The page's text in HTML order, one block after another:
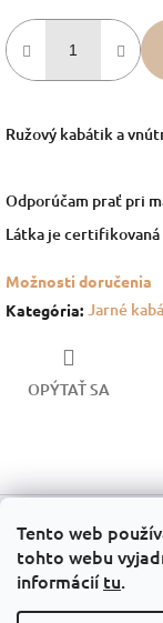
Tento web
tohto webu
informáciítu.
Ružový kabátik a
Odporúčam prať pri
Látka je certifikovaná
Možnosti doručenia
Kategória: Jarné
OPÝTAŤ SA
Popis produktu nie je